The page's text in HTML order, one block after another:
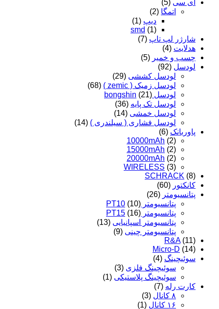
ای سی (5)
اتمگا (2)
دیپ (1)
smd (1)
شارژر لپ تاپ (7)
هدلایت (4)
چسب و خمیر (5)
لودسل (92)
لودسل کششی (29)
لودسل زمیک ( zemic )
(68)
لودسل bongshin (21)
لودسل تک پایه (36)
لودسل خمشی (14)
لودسل فشاری ( سیلندری ) (14)
پاوربانک (6)
10000mAh (2)
15000mAh (2)
20000mAh (2)
WIRELESS (3)
SCHRACK (8)
کانکتور (60)
پتانسیومتر (26)
پتانسیومتر PT10 (10)
پتانسیومتر PT15 (16)
پتانسیومتر اسپانیایی (13)
پتانسیومتر چینی (9)
R&A (11)
Micro-D (14)
سوئیچینگ (4)
سوئیچینگ فلزی (3)
سوئیچینگ پلاستیکی (1)
کارت رله (7)
۸ کانال
(3)
۱۶ کانال
(1)